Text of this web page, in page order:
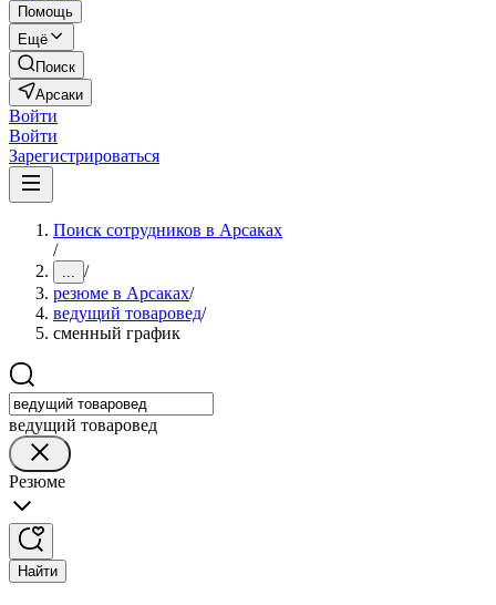
Помощь
Ещё
Поиск
Арсаки
Войти
Войти
Зарегистрироваться
Поиск сотрудников в Арсаках
/
... /
резюме в Арсаках/
ведущий товаровед/
сменный график
ведущий товаровед
Резюме
Найти